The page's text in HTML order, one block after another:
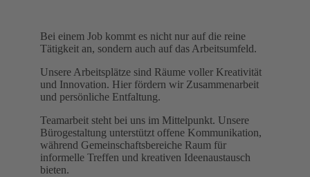
Bei einem Job kommt es nicht nur auf die reine
Tätigkeit an, sondern auch auf das Arbeitsumfeld.
Unsere Arbeitsplätze sind Räume voller Kreativität
und Innovation. Hier fördern wir Zusammenarbeit
und persönliche Entfaltung.
Teamarbeit steht bei uns im Mittelpunkt. Unsere
Bürogestaltung unterstützt offene Kommunikation,
während Gemeinschaftsbereiche Raum für
informelle Treffen und kreativen Ideenaustausch
bieten.